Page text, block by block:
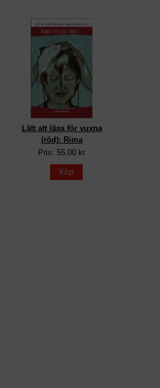
Lätt att läsa för vuxna
(röd): Rima
Pris: 55,00 kr
Köp